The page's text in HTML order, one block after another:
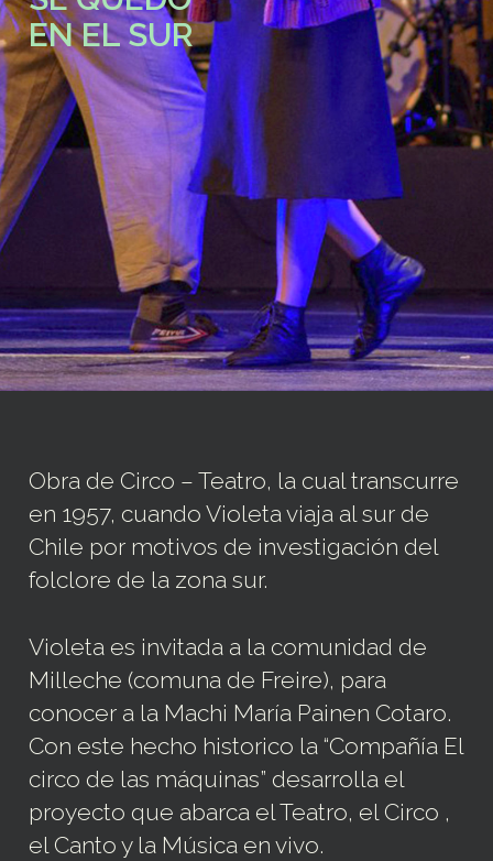
EN EL SUR
Obra de Circo – Teatro, la cual transcurre
en 1957, cuando Violeta viaja al sur de
Chile por motivos de investigación del
folclore de la zona sur.
Violeta es invitada a la comunidad de
Milleche (comuna de Freire), para
conocer a la Machi María Painen Cotaro.
Con este hecho historico la “Compañía El
circo de las máquinas” desarrolla el
proyecto que abarca el Teatro, el Circo ,
el Canto y la Música en vivo.